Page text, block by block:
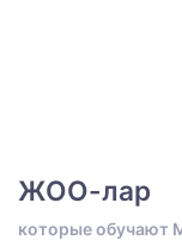
ЖОО-лар
которые обучают